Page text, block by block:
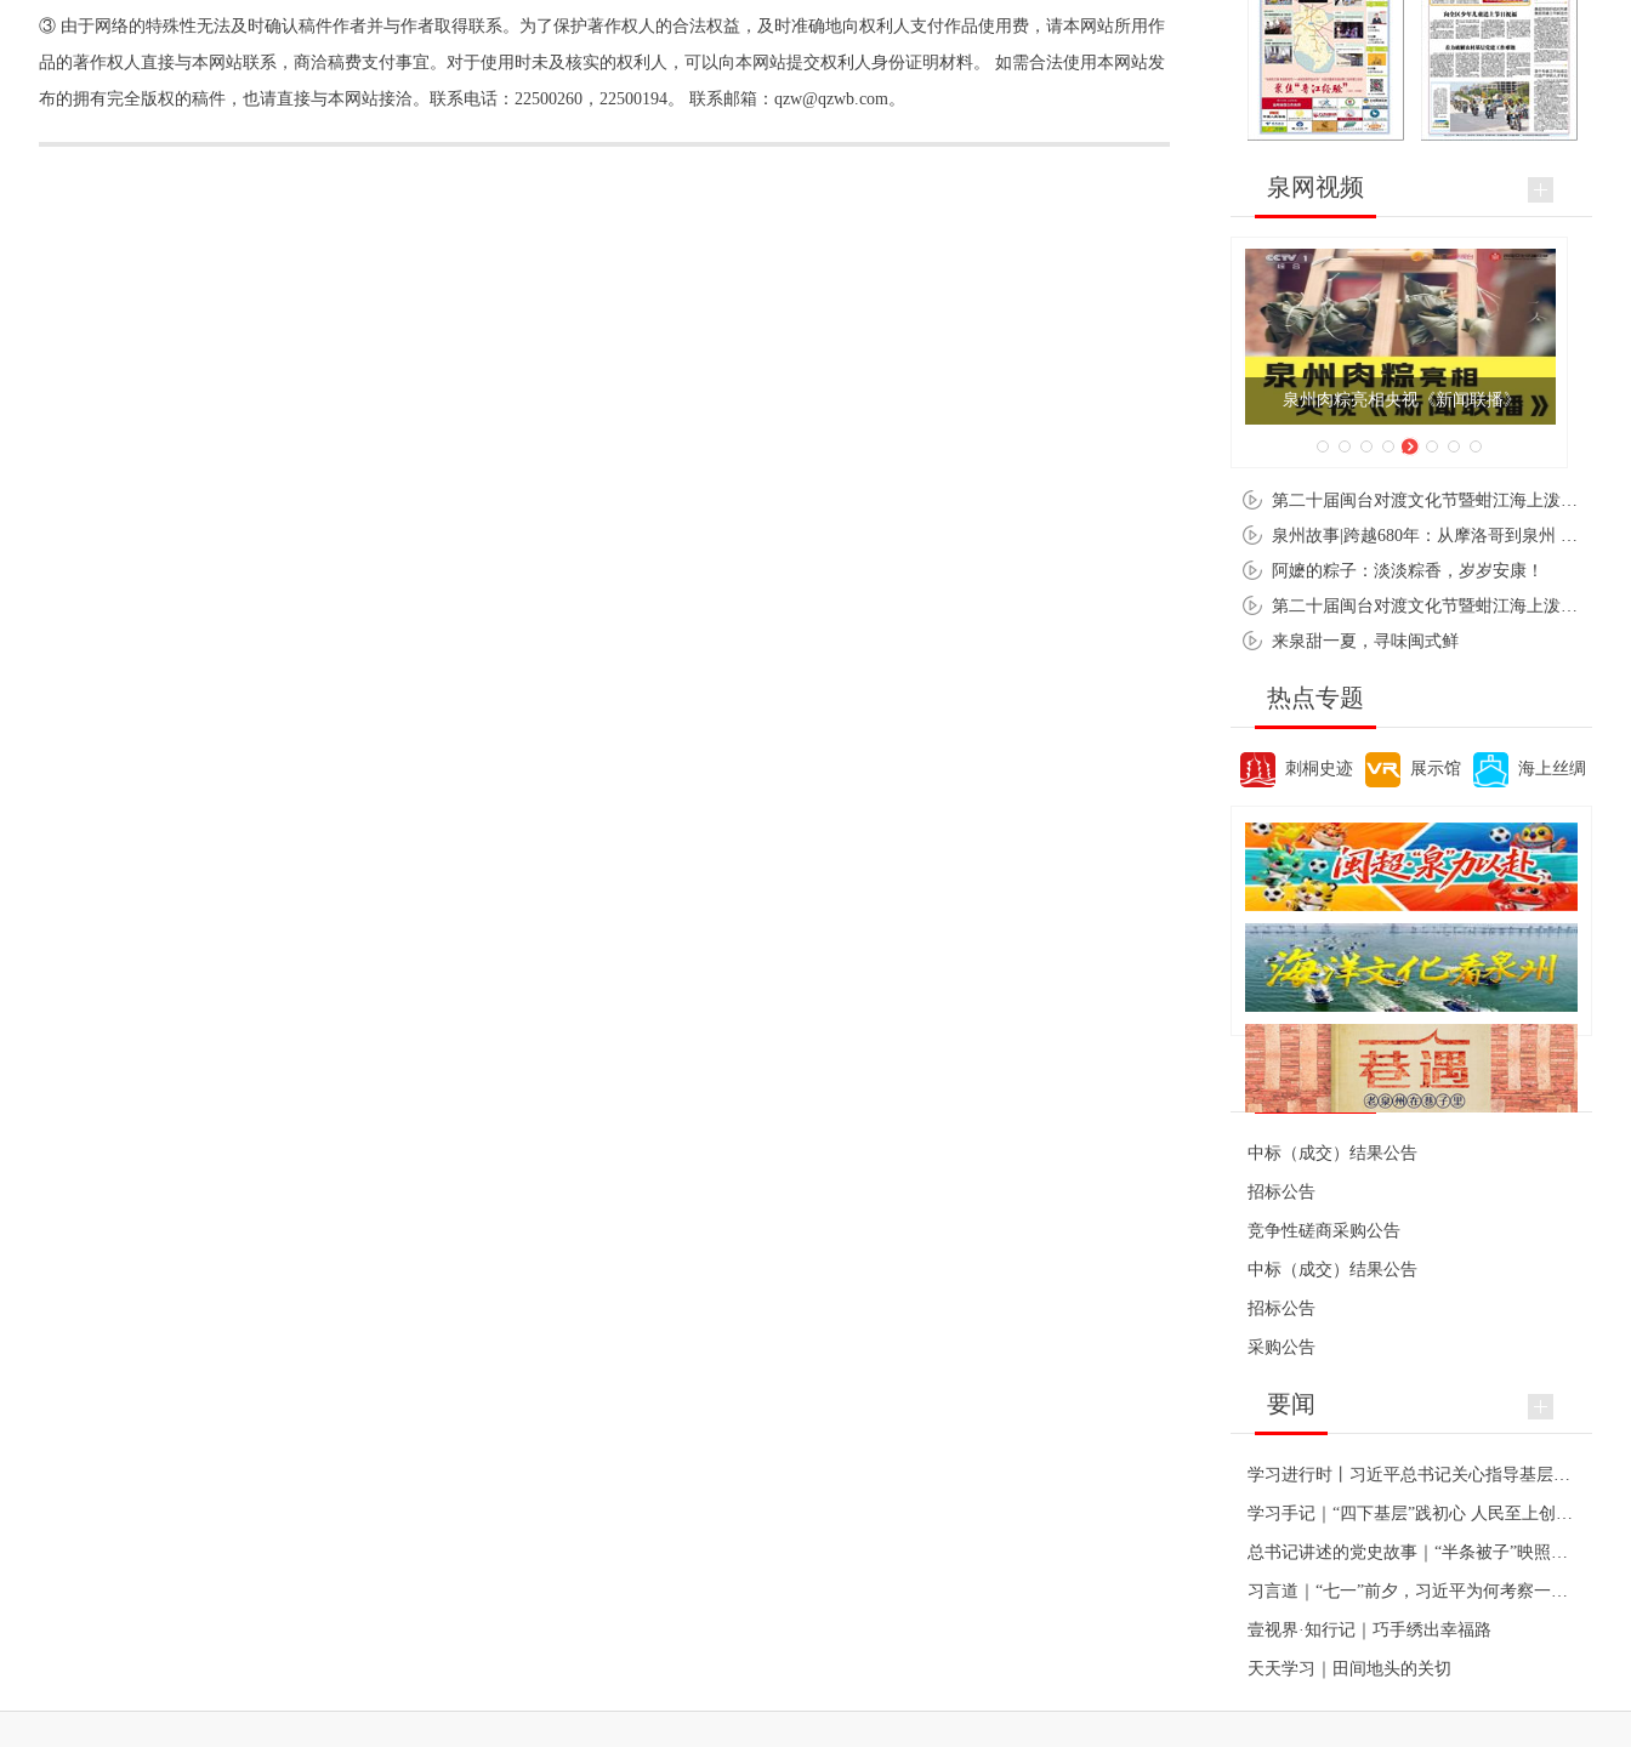
③ 由于网络的特殊性无法及时确认稿件作者并与作者取得联系。为了保护著作权人的合法权益，及时准确地向权利人支付作品使用费，请本网站所用作
品的著作权人直接与本网站联系，商洽稿费支付事宜。对于使用时未及核实的权利人，可以向本网站提交权利人身份证明材料。 如需合法使用本网站发
布的拥有完全版权的稿件，也请直接与本网站接洽。联系电话：22500260，22500194。 联系邮箱：qzw@qzwb.com。
泉网视频
泉州肉粽亮相央视《新闻联播》
阿嬷的粽子：淡淡粽香，岁岁安康！
来泉甜一夏，寻味闽式鲜
热点专题
刺桐史迹 展示馆 海上丝绸
便民资讯
中标（成交）结果公告
招标公告
竞争性磋商采购公告
中标（成交）结果公告
招标公告
采购公告
要闻
壹视界·知行记｜巧手绣出幸福路
天天学习｜田间地头的关切